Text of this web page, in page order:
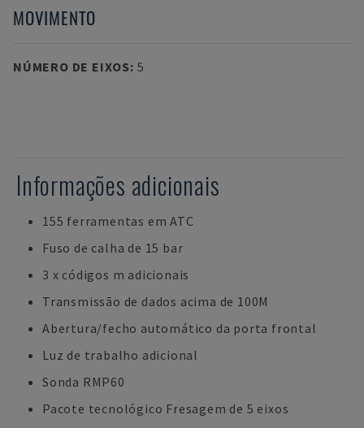
MOVIMENTO
NÚMERO DE EIXOS: 5
Informações adicionais
155 ferramentas em ATC
Fuso de calha de 15 bar
3 x códigos m adicionais
Transmissão de dados acima de 100M
Abertura/fecho automático da porta frontal
Luz de trabalho adicional
Sonda RMP60
Pacote tecnológico Fresagem de 5 eixos